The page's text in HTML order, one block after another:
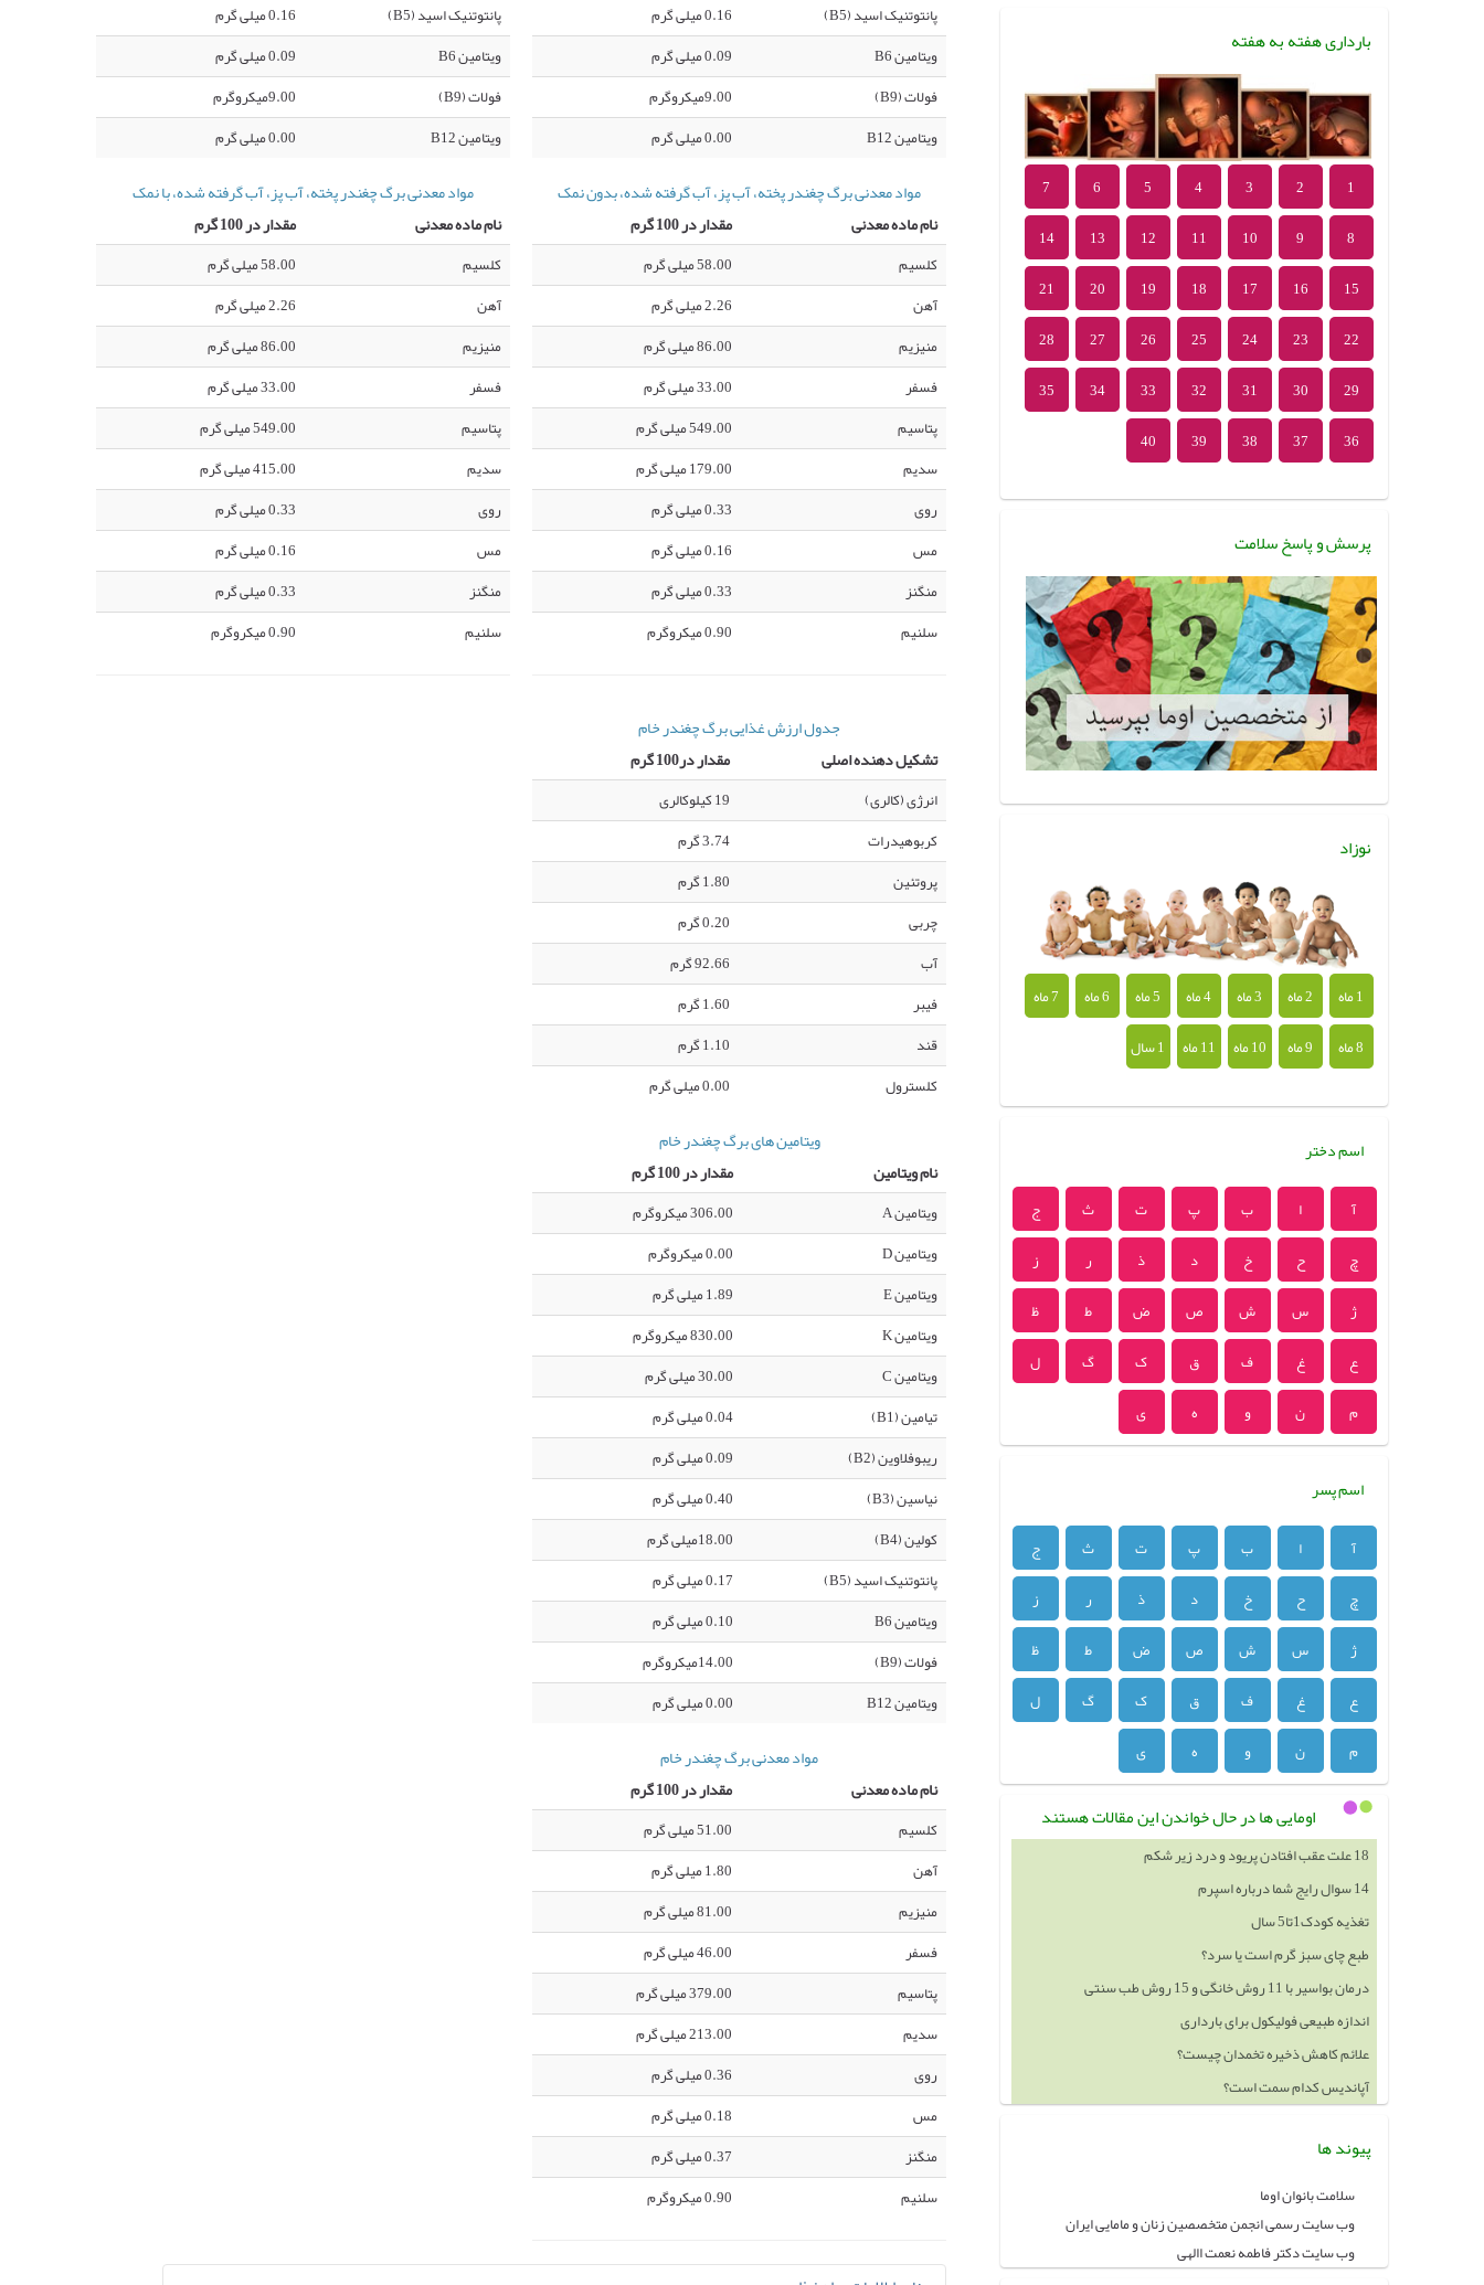
جدول ارزش غذایی برگ چغندر خام
تشکیل دهنده اصلی
مقدار در100 گرم
انرژی (کالری)
19 کیلوکالری
کربوهیدرات
3.74 گرم
پروتئین
1.80 گرم
چربی
0.20 گرم
آب
92.66 گرم
فیبر
1.60 گرم
قند
1.10 گرم
کلسترول
0.00 میلی گرم
ویتامین های برگ چغندر خام
نام ویتامین
مقدار در 100 گرم
ویتامین A
306.00 میکروگرم
ویتامین D
0.00 میکروگرم
ویتامین E
1.89 میلی گرم
ویتامین K
830.00 میکروگرم
ویتامین C
30.00 میلی گرم
تیامین (B1)
0.04 میلی گرم
ریبوفلاوین (B2)
0.09 میلی گرم
نیاسین (B3)
0.40 میلی گرم
کولین (B4)
18.00میلی گرم
پانتوتنیک اسید (B5)
0.17 میلی گرم
ویتامین B6
0.10 میلی گرم
فولات (B9)
14.00میکروگرم
ویتامین B12
0.00 میلی گرم
مواد معدنی برگ چغندر خام
نام ماده معدنی
مقدار در 100 گرم
کلسیم
51.00 میلی گرم
آهن
1.80 میلی گرم
منیزیم
81.00 میلی گرم
فسفر
46.00 میلی گرم
پتاسیم
379.00 میلی گرم
سدیم
213.00 میلی گرم
روی
0.36 میلی گرم
مس
0.18 میلی گرم
منگنز
0.37 میلی گرم
سلنیم
0.90 میکروگرم
پانتوتنیک اسید (B5)
0.16 میلی گرم
ویتامین B6
0.09 میلی گرم
فولات (B9)
9.00میکروگرم
ویتامین B12
0.00 میلی گرم
مواد معدنی برگ چغندر پخته، آب پز، آب گرفته شده، با نمک
نام ماده معدنی
مقدار در 100 گرم
کلسیم
58.00 میلی گرم
آهن
2.26 میلی گرم
منیزیم
86.00 میلی گرم
فسفر
33.00 میلی گرم
پتاسیم
549.00 میلی گرم
سدیم
415.00 میلی گرم
روی
0.33 میلی گرم
مس
0.16 میلی گرم
منگنز
0.33 میلی گرم
سلنیم
0.90 میکروگرم
پانتوتنیک اسید (B5)
0.16 میلی گرم
ویتامین B6
0.09 میلی گرم
فولات (B9)
9.00میکروگرم
ویتامین B12
0.00 میلی گرم
مواد معدنی برگ چغندر پخته، آب پز، آب گرفته شده، بدون نمک
نام ماده معدنی
مقدار در 100 گرم
کلسیم
58.00 میلی گرم
آهن
2.26 میلی گرم
منیزیم
86.00 میلی گرم
فسفر
33.00 میلی گرم
پتاسیم
549.00 میلی گرم
سدیم
179.00 میلی گرم
روی
0.33 میلی گرم
مس
0.16 میلی گرم
منگنز
0.33 میلی گرم
سلنیم
0.90 میکروگرم
بارداری هفته به هفته
1
2
3
4
5
6
7
8
9
10
11
12
13
14
15
16
17
18
19
20
21
22
23
24
25
26
27
28
29
30
31
32
33
34
35
36
37
38
39
40
پرسش و پاسخ سلامت
نوزاد
1 ماه 2 ماه 3 ماه 4 ماه 5 ماه 6 ماه
7 ماه
8 ماه
9 ماه 10 ماه 11 ماه 1 سال
اسم دختر
آ ا ب پ ت ث
ج
چ
ح خ د ذ ر
ز
ژ
س ش ص ض ط
ظ
ع
غ ف ق ک گ
ل
م
ن و ه ی
اسم پسر
آ ا ب پ ت ث
ج
چ
ح خ د ذ ر
ز
ژ
س ش ص ض ط
ظ
ع
غ ف ق ک گ
ل
م
ن و ه ی
اومایی ها در حال خواندن این مقالات هستند
18 علت عقب افتادن پریود و درد زیر شکم
14 سوال رایج شما درباره اسپرم
تغذیه کودک1تا5 سال
طبع چای سبز گرم است یا سرد؟
درمان بواسیر با 11 روش خانگی و 15 روش طب سنتی
اندازه طبیعی فولیکول برای بارداری
علائم کاهش ذخیره تخمدان چیست؟
آپاندیس کدام سمت است؟
پیوند ها
سلامت بانوان اوما
وب سایت رسمی انجمن متخصصین زنان و مامایی ایران
وب سایت دکتر فاطمه نعمت االهی